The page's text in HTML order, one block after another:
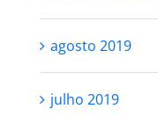
agosto 2019
julho 2019